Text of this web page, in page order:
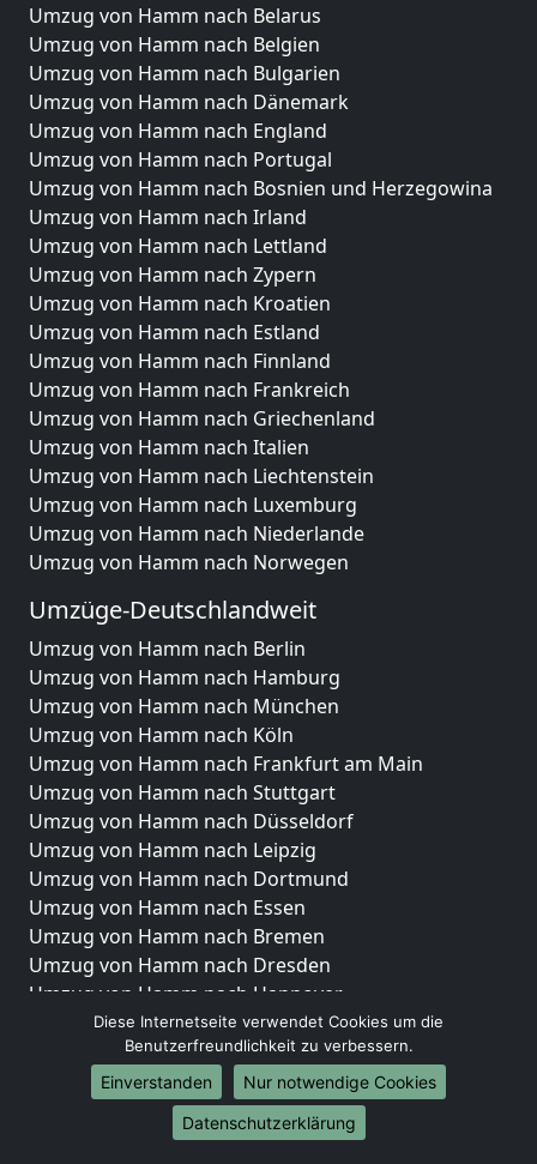
Umzug von Hamm nach Belarus
Umzug von Hamm nach Belgien
Umzug von Hamm nach Bulgarien
Umzug von Hamm nach Dänemark
Umzug von Hamm nach England
Umzug von Hamm nach Portugal
Umzug von Hamm nach Bosnien und Herzegowina
Umzug von Hamm nach Irland
Umzug von Hamm nach Lettland
Umzug von Hamm nach Zypern
Umzug von Hamm nach Kroatien
Umzug von Hamm nach Estland
Umzug von Hamm nach Finnland
Umzug von Hamm nach Frankreich
Umzug von Hamm nach Griechenland
Umzug von Hamm nach Italien
Umzug von Hamm nach Liechtenstein
Umzug von Hamm nach Luxemburg
Umzug von Hamm nach Niederlande
Umzug von Hamm nach Norwegen
Umzüge-Deutschlandweit
Umzug von Hamm nach Berlin
Umzug von Hamm nach Hamburg
Umzug von Hamm nach München
Umzug von Hamm nach Köln
Umzug von Hamm nach Frankfurt am Main
Umzug von Hamm nach Stuttgart
Umzug von Hamm nach Düsseldorf
Umzug von Hamm nach Leipzig
Umzug von Hamm nach Dortmund
Umzug von Hamm nach Essen
Umzug von Hamm nach Bremen
Umzug von Hamm nach Dresden
Umzug von Hamm nach Hannover
Umzug von Hamm nach Nürnberg
Umzug von Hamm nach Duisburg
Umzug von Hamm nach Bochum
Umzug von Hamm nach Wuppertal
Umzug von Hamm nach Bielefeld
Diese Internetseite verwendet Cookies um die
Benutzerfreundlichkeit zu verbessern.
Einverstanden
Nur notwendige Cookies
Datenschutzerklärung